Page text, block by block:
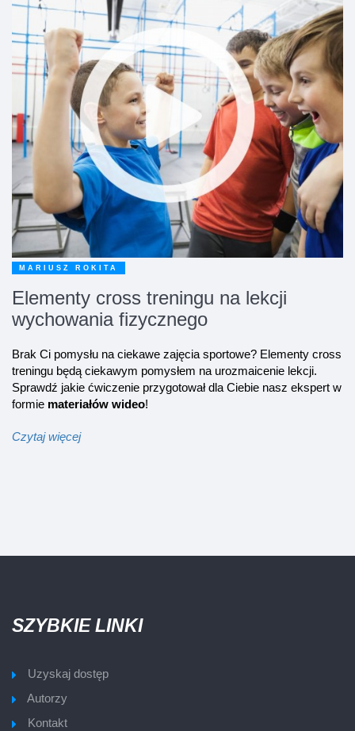
MARIUSZ ROKITA
Elementy cross treningu na lekcji
wychowania fizycznego
Brak Ci pomysłu na ciekawe zajęcia sportowe? Elementy cross
treningu będą ciekawym pomysłem na urozmaicenie lekcji.
Sprawdź jakie ćwiczenie przygotował dla Ciebie nasz ekspert w
formie materiałów wideo!
Czytaj więcej
SZYBKIE LINKI
Uzyskaj dostęp
Autorzy
Kontakt